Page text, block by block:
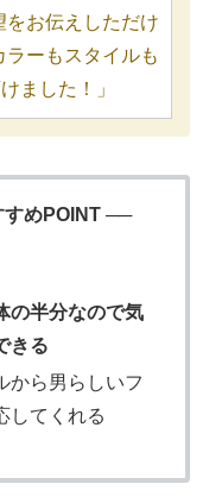
をお伝えしただけ
ーもスタイルも
ました！」
めPOINT ──
の半分なので気
きる
から男らしいフ
してくれる